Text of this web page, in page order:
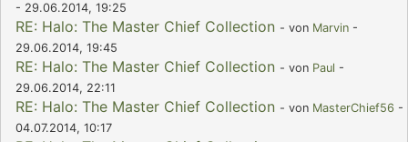
- 29.06.2014, 19:25
RE: Halo: The Master Chief Collection - von Marvin -
29.06.2014, 19:45
RE: Halo: The Master Chief Collection - von Paul -
29.06.2014, 22:11
RE: Halo: The Master Chief Collection - von MasterChief56 -
04.07.2014, 10:17